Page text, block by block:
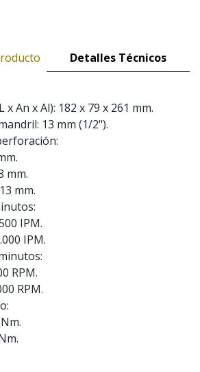
Detalles Técnicos
x An x Al): 182 x 79 x 261 mm.
13 mm (1/2").
mm.
mm.
IPM.
IPM.
RPM.
RPM.